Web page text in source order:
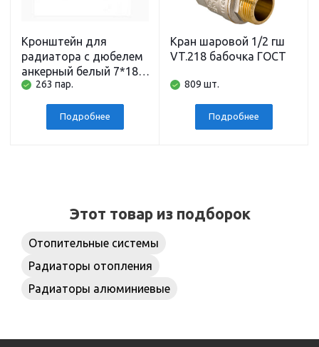
Кронштейн для
радиатора с дюбелем
анкерный белый 7*180
мм ROMMER (пара)
263 пар.
Подробнее
Кран шаровой 1/2 гш
VT.218 бабочка ГОСТ
809 шт.
Подробнее
Этот товар из подборок
Отопительные системы
Радиаторы отопления
Радиаторы алюминиевые